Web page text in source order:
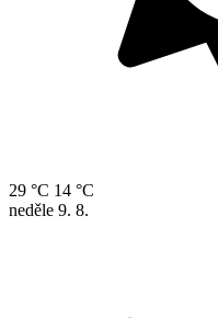
29 °C 14 °C
neděle 9. 8.